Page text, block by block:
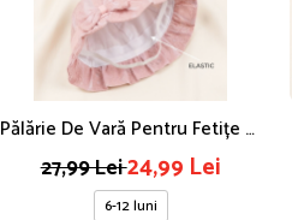
Pălărie De Vară Pentru Fetițe 6-
12 Luni, Roz Pudrat Cu Fundiță
27,99 Lei24,99 Lei
6-12 luni